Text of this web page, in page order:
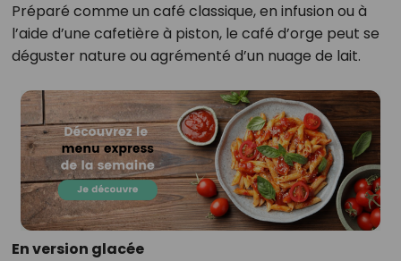
Préparé comme un café classique, en infusion ou à
l’aide d’une cafetière à piston, le café d’orge peut se
déguster nature ou agrémenté d’un nuage de lait.
En version glacée